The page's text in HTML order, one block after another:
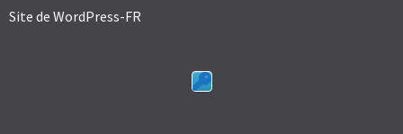
Site de WordPress-FR